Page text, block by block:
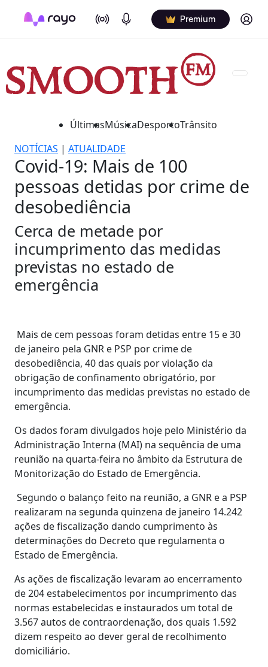
On Air Podcasts Premium Log in
ÚltimasMúsicaDesportoTrânsito
NOTÍCIAS | ATUALIDADE
Covid-19: Mais de 100
pessoas detidas por crime de
desobediência
Cerca de metade por
incumprimento das medidas
previstas no estado de
emergência
Mais de cem pessoas foram detidas entre 15 e 30
de janeiro pela GNR e PSP por crime de
desobediência, 40 das quais por violação da
obrigação de confinamento obrigatório, por
incumprimento das medidas previstas no estado de
emergência.
Os dados foram divulgados hoje pelo Ministério da
Administração Interna (MAI) na sequência de uma
reunião na quarta-feira no âmbito da Estrutura de
Monitorização do Estado de Emergência.
Segundo o balanço feito na reunião, a GNR e a PSP
realizaram na segunda quinzena de janeiro 14.242
ações de fiscalização dando cumprimento às
determinações do Decreto que regulamenta o
Estado de Emergência.
As ações de fiscalização levaram ao encerramento
de 204 estabelecimentos por incumprimento das
normas estabelecidas e instaurados um total de
3.567 autos de contraordenação, dos quais 1.592
dizem respeito ao dever geral de recolhimento
domiciliário.